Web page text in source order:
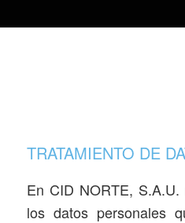
TRATAMIENTO DE
En CID NORTE,
los datos personales